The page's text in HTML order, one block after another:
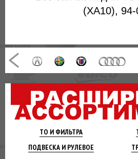
ТО И ФИЛЬТРА
ПОДВЕСКА И РУЛЕВОЕ
(XA10), 94-